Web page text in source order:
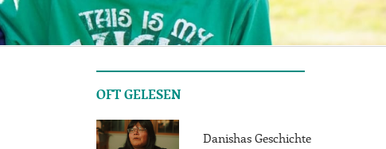
OFT GELESEN
Danishas Geschichte